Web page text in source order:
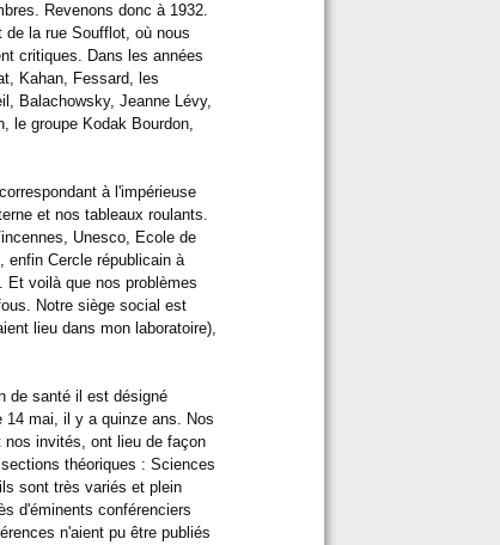
Revenons donc à 1932.
de la rue Soufflot, où nous
critiques. Dans les années
Kahan, Fessard, les
Balachowsky, Jeanne Lévy,
le groupe Kodak Bourdon,
à l'impérieuse
et nos tableaux roulants.
Unesco, Ecole de
enfin Cercle républicain à
Et voilà que nos problèmes
Notre siège social est
lieu dans mon laboratoire),
de santé il est désigné
mai, il y a quinze ans. Nos
invités, ont lieu de façon
théoriques : Sciences
sont très variés et plein
d'éminents conférenciers
n'aient pu être publiés